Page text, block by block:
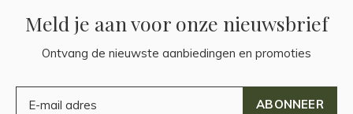
Meld je aan voor onze nieuwsbrief
Ontvang de nieuwste aanbiedingen en promoties
ABONNEER